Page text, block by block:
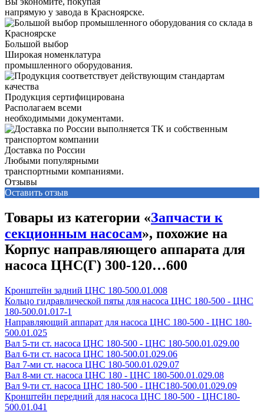
напрямую у завода в Красноярске.
Большой выбор
Широкая номенклатура
промышленного оборудования.
Продукция сертифицирована
Располагаем всеми
необходимыми документами.
Доставка по России
Любыми популярными
транспортными компаниями.
Отзывы
Оставить отзыв
Товары из категории «Запчасти к
секционным насосам», похожие на
Корпус направляющего аппарата для
насоса ЦНС(Г) 300-120…600
Кронштейн задний ЦНС 180-500.01.008
Кольцо гидравлической пяты для насоса ЦНС 180-500 - ЦНС
180-500.01.017-1
Направляющий аппарат для насоса ЦНС 180-500 - ЦНС 180-
500.01.025
Вал 5-ти ст. насоса ЦНС 180-500 - ЦНС 180-500.01.029.00
Вал 6-ти ст. насоса ЦНС 180-500.01.029.06
Вал 7-ми ст. насоса ЦНС 180-500.01.029.07
Вал 8-ми ст. насоса ЦНС 180 - ЦНС 180-500.01.029.08
Вал 9-ти ст. насоса ЦНС 180-500 - ЦНС180-500.01.029.09
Кронштейн передний для насоса ЦНС 180-500 - ЦНС180-
500.01.041